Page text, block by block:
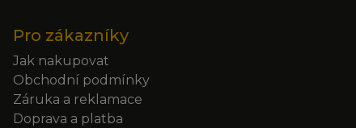
Pro zákazníky
Jak nakupovat
Obchodní podmínky
Záruka a reklamace
Doprava a platba